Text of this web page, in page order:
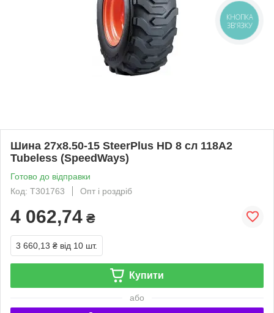
Шина 27x8.50-15 SteerPlus HD 8 сл 118A2
Tubeless (SpeedWays)
Готово до відправки
Код: T301763
Опт і роздріб
4 062,74 ₴
3 660,13 ₴ від 10 шт.
Купити
або
КНОПКА
ЗВ'ЯЗКУ